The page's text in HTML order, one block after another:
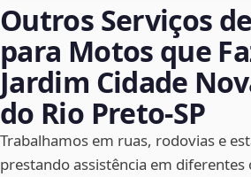
Outros Serviços
para Motos que
Jardim Cidade
do Rio Preto‑SP
Trabalhamos em ruas, rodovias e
prestando assistência em diferentes